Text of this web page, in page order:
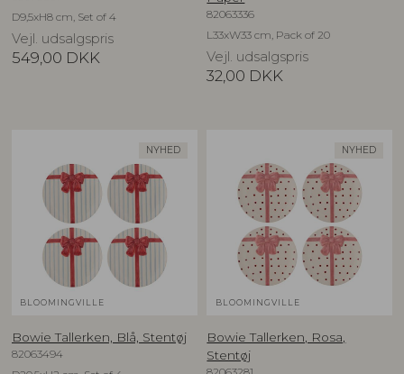
D9,5xH8 cm, Set of 4
Vejl. udsalgspris
549,00 DKK
82063336
L33xW33 cm, Pack of 20
Vejl. udsalgspris
32,00 DKK
NYHED
BLOOMINGVILLE
Bowie Tallerken, Blå, Stentøj
82063494
NYHED
BLOOMINGVILLE
Bowie Tallerken, Rosa,
Stentøj